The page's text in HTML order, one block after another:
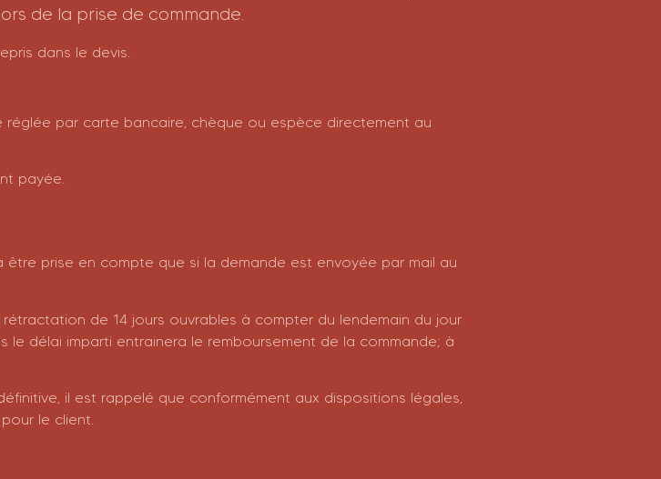
de la prise de commande.
dans le devis.
par carte bancaire, chèque ou espèce directement au
payée.
prise en compte que si la demande est envoyée par mail au
de 14 jours ouvrables à compter du lendemain du jour
délai imparti entrainera le remboursement de la commande; à
il est rappelé que conformément aux dispositions légales,
le client.